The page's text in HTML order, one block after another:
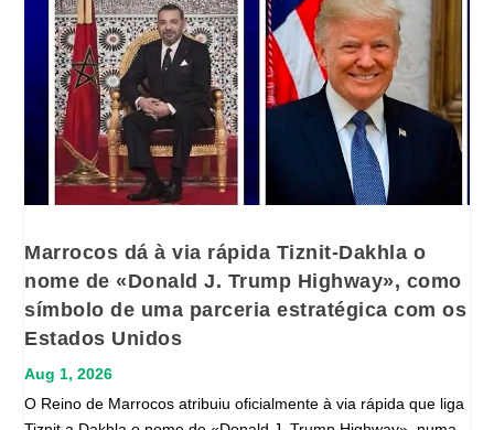
Marrocos dá à via rápida Tiznit-Dakhla o
nome de «Donald J. Trump Highway», como
símbolo de uma parceria estratégica com os
Estados Unidos
Aug 1, 2026
O Reino de Marrocos atribuiu oficialmente à via rápida que liga